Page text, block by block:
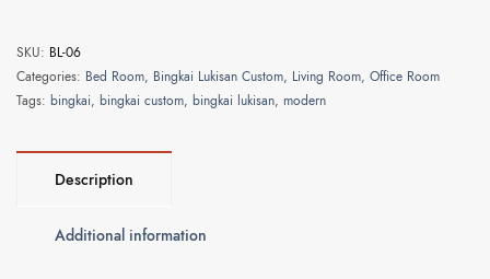
SKU: BL-06
Categories: Bed Room, Bingkai Lukisan Custom, Living Room, Office Room
Tags: bingkai, bingkai custom, bingkai lukisan, modern
Description
Additional information